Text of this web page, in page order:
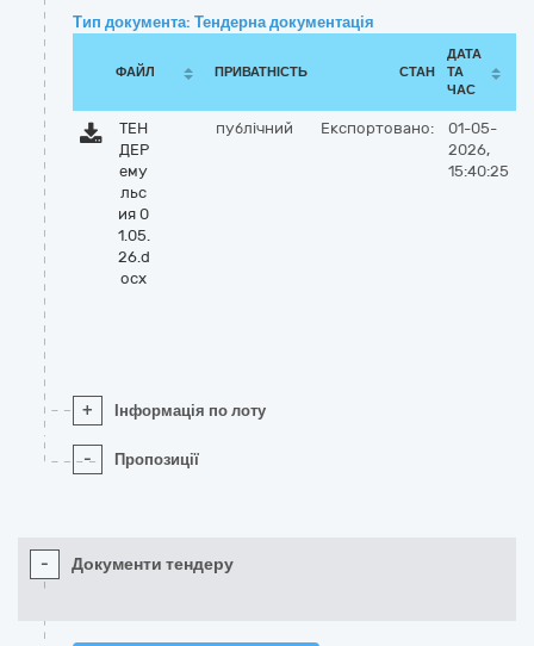
Тип документа: Тендерна документація
ФАЙЛ ПРИВАТНІСТЬ СТАН
ДАТА
ТА
ЧАС
ТЕН
ДЕР
ему
льс
ия 0
1.05.
26.d
ocx
публічний Експортовано:
01-05-
2026,
15:40:25
+ Інформація по лоту
- Пропозиції
- Документи тендеру